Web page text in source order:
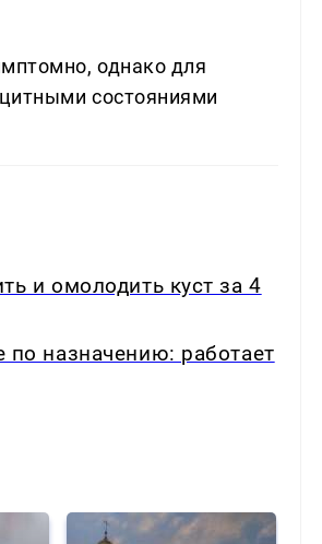
однако для
состояниями
и омолодить куст за 4
по назначению: работает